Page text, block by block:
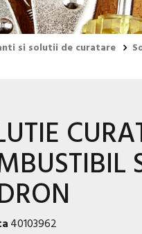
si solutii de curatare
40103962